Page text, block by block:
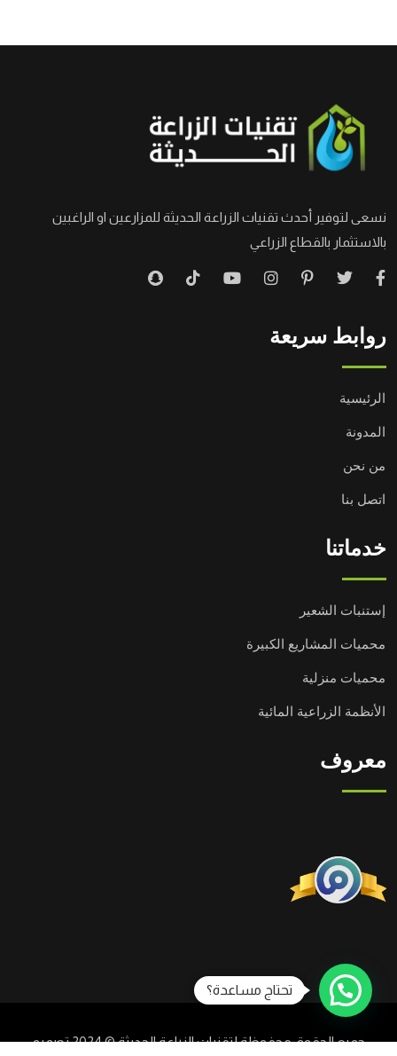
نسعى لتوفير أحدث تقنيات الزراعة الحديثة للمزارعين او الراغبين
بالاستثمار بالقطاع الزراعي
روابط سريعة
الرئيسية
المدونة
من نحن
اتصل بنا
خدماتنا
إستنبات الشعير
محميات المشاريع الكبيرة
محميات منزلية
الأنظمة الزراعية المائية
معروف
جميع الحقوق محفوظة لتقنيات الزراعة الحديثة © 2024 تصميم
تحتاج مساعدة؟